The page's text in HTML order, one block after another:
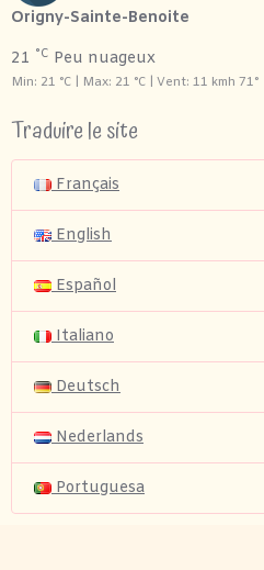
Origny-Sainte-Benoite
21 °C Peu nuageux
Min: 21 °C | Max: 21 °C | Vent: 11 kmh 71°
Traduire le site
Français
English
Español
Italiano
Deutsch
Nederlands
Portuguesa